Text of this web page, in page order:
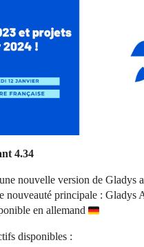
4.34
nouvelle version de Gladys
nouveauté principale : Gladys
en allemand
disponibles :